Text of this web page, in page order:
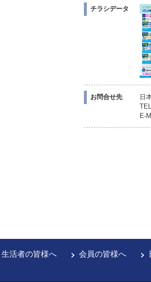
チラシデータ
お問合せ先
日
E-
生活者の皆様へ 会員の皆様へ